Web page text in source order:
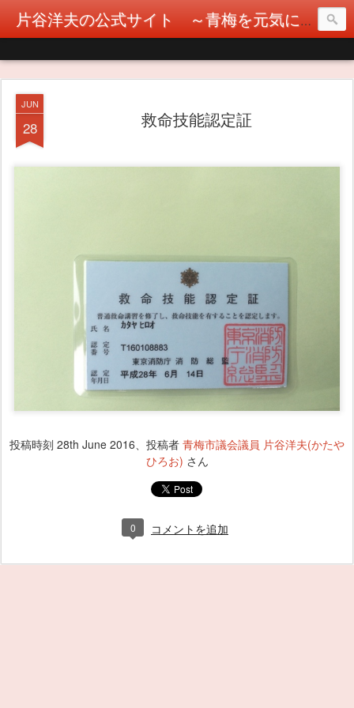
片谷洋夫の公式サイト ～青梅を元気に！カタヤぶりな挑戦！～
JUN
28 救命技能認定証
投稿時刻 28th June 2016、投稿者 青梅市議会議員 片谷洋夫(かたや
ひろお) さん
0 コメントを追加